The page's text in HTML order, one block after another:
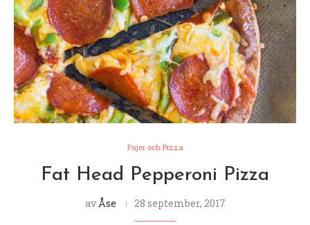
Pajer och Pizza
Fat Head Pepperoni Pizza
av Åse 28 september, 2017